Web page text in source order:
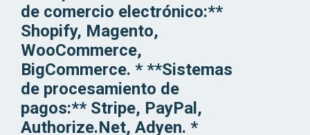
de comercio electrónico:**
Shopify, Magento,
WooCommerce,
BigCommerce. * **Sistemas
de procesamiento de
pagos:** Stripe, PayPal,
Authorize.Net, Adyen. *